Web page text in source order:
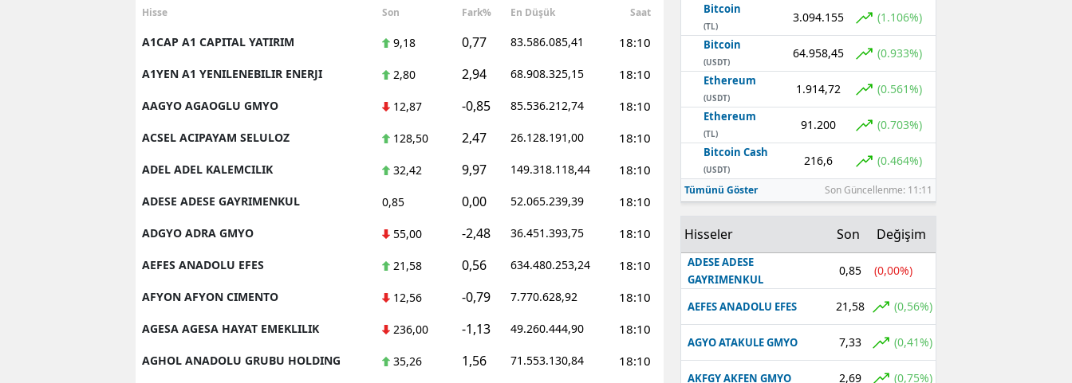
Hisse Son Fark% En Düşük Saat
A1CAP A1 CAPITAL YATIRIM 9,18 0,77 83.586.085,41 18:10
A1YEN A1 YENILENEBILIR ENERJI 2,80 2,94 68.908.325,15 18:10
AAGYO AGAOGLU GMYO 12,87 -0,85 85.536.212,74 18:10
ACSEL ACIPAYAM SELULOZ 128,50 2,47 26.128.191,00 18:10
ADEL ADEL KALEMCILIK 32,42 9,97 149.318.118,44 18:10
ADESE ADESE GAYRIMENKUL 0,85 0,00 52.065.239,39 18:10
ADGYO ADRA GMYO 55,00 -2,48 36.451.393,75 18:10
AEFES ANADOLU EFES 21,58 0,56 634.480.253,24 18:10
AFYON AFYON CIMENTO 12,56 -0,79 7.770.628,92 18:10
AGESA AGESA HAYAT EMEKLILIK 236,00 -1,13 49.260.444,90 18:10
AGHOL ANADOLU GRUBU HOLDING 35,26 1,56 71.553.130,84 18:10
Bitcoin
(TL)
3.094.155 (1.106%)
Bitcoin
(USDT)
64.958,45 (0.933%)
Ethereum
(USDT)
1.914,72 (0.561%)
Ethereum
(TL)
91.200 (0.703%)
Bitcoin Cash
(USDT)
216,6 (0.464%)
Tümünü Göster Son Güncellenme: 11:11
Hisseler Son Değişim
ADESE ADESE
GAYRIMENKUL
0,85 (0,00%)
AEFES ANADOLU EFES 21,58 (0,56%)
AGYO ATAKULE GMYO 7,33 (0,41%)
AKFGY AKFEN GMYO 2,69 (0,75%)